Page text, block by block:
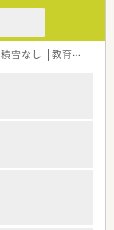
積雪なし 教育制度あり